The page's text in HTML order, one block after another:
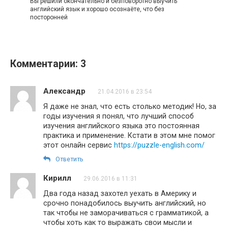
английский язык и хорошо осознаёте, что без
посторонней
Комментарии: 3
Александр 21.04.2016 в 23:54
Я даже не знал, что есть столько методик! Но, за
годы изучения я понял, что лучший способ
изучения английского языка это постоянная
практика и применение. Кстати в этом мне помог
этот онлайн сервис https://puzzle-english.com/
Ответить
Кирилл 29.06.2016 в 11:31
Два года назад захотел уехать в Америку и
срочно понадобилось выучить английский, но
так чтобы не заморачиваться с грамматикой, а
чтобы хоть как то выражать свои мысли и